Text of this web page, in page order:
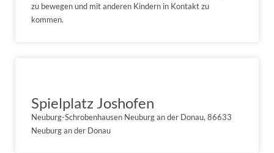
zu bewegen und mit anderen Kindern in Kontakt zu
kommen.
Spielplatz Joshofen
Neuburg-Schrobenhausen Neuburg an der Donau, 86633
Neuburg an der Donau